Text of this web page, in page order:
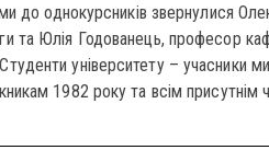
до однокурсників звернулися
та Юлія Годованець, професор
університету – учасники
1982 року та всім присутнім